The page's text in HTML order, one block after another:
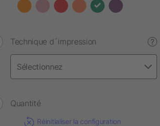
Technique d´impression ?
Quantité
Réinitialiser la configuration